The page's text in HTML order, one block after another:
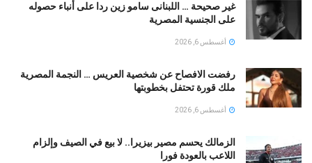
غير صحيحة … اللبنانى سامو زين ردا على أنباء حصوله
على الجنسية المصرية
أغسطس 6, 2026
رفضت الافصاح عن شخصية العريس … النجمة المصرية
ملك قورة تحتفل بخطوبتها
أغسطس 6, 2026
الزمالك يحسم مصير بيزيرا.. لا بيع في الصيف وإلزام
اللاعب بالعودة فورا